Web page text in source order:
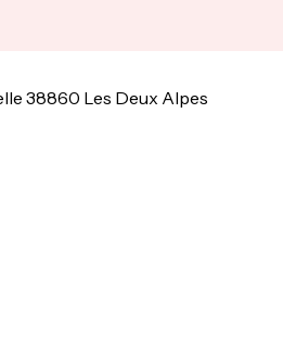
38860 Les Deux Alpes